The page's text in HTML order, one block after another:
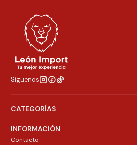
Síguenos
CATEGORÍAS
INFORMACIÓN
Contacto